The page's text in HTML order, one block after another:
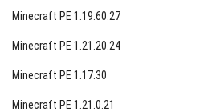
Minecraft PE 1.19.60.27
Minecraft PE 1.21.20.24
Minecraft PE 1.17.30
Minecraft PE 1.21.0.21